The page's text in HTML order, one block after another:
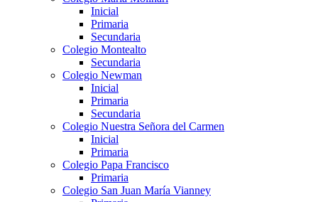
Inicial
Primaria
Secundaria
Colegio Montealto
Secundaria
Colegio Newman
Inicial
Primaria
Secundaria
Colegio Nuestra Señora del Carmen
Inicial
Primaria
Colegio Papa Francisco
Primaria
Colegio San Juan María Vianney